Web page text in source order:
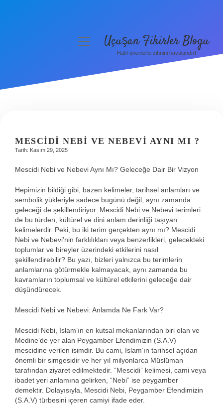
Gizlilik Politikası
menüyü
aç
Uçuşan Fikirler Blogu
Hafif önerilerle zihnini havalandır!
MESCIDI NEBI VE NEBEVI AYNI MI ?
Tarih: Kasım 29, 2025
Mescidi Nebi ve Nebevi Aynı Mı? Geleceğe Dair Bir Vizyon
Hepimizin bildiği gibi, bazen kelimeler, tarihsel anlamları ve
sembolik yükleriyle sadece bugünü değil, aynı zamanda
geleceği de şekillendiriyor. Mescidi Nebi ve Nebevi terimleri
de bu türden, kültürel ve dini anlam derinliği taşıyan
kelimelerdir. Peki, bu iki terim gerçekten aynı mı? Mescidi
Nebi ve Nebevi’nin farklılıkları veya benzerlikleri, gelecekteki
toplumlar ve bireyler üzerindeki etkilerini nasıl
şekillendirebilir? Bu yazı, bizleri yalnızca bu terimlerin
anlamlarına götürmekle kalmayacak, aynı zamanda bu
kavramların toplumsal ve kültürel etkilerini geleceğe dair
düşündürecek.
Mescidi Nebi ve Nebevi: Anlamda Ne Fark Var?
Mescidi Nebi, İslam’ın en kutsal mekanlarından biri olan ve
Medine’de yer alan Peygamber Efendimizin (S.A.V)
mescidine verilen isimdir. Bu cami, İslam’ın tarihsel açıdan
önemli bir simgesidir ve her yıl milyonlarca Müslüman
tarafından ziyaret edilmektedir. “Mescidi” kelimesi, cami veya
ibadet yeri anlamına gelirken, “Nebi” ise peygamber
demektir. Dolayısıyla, Mescidi Nebi, Peygamber Efendimizin
(S.A.V) türbesini içeren camiyi ifade eder.